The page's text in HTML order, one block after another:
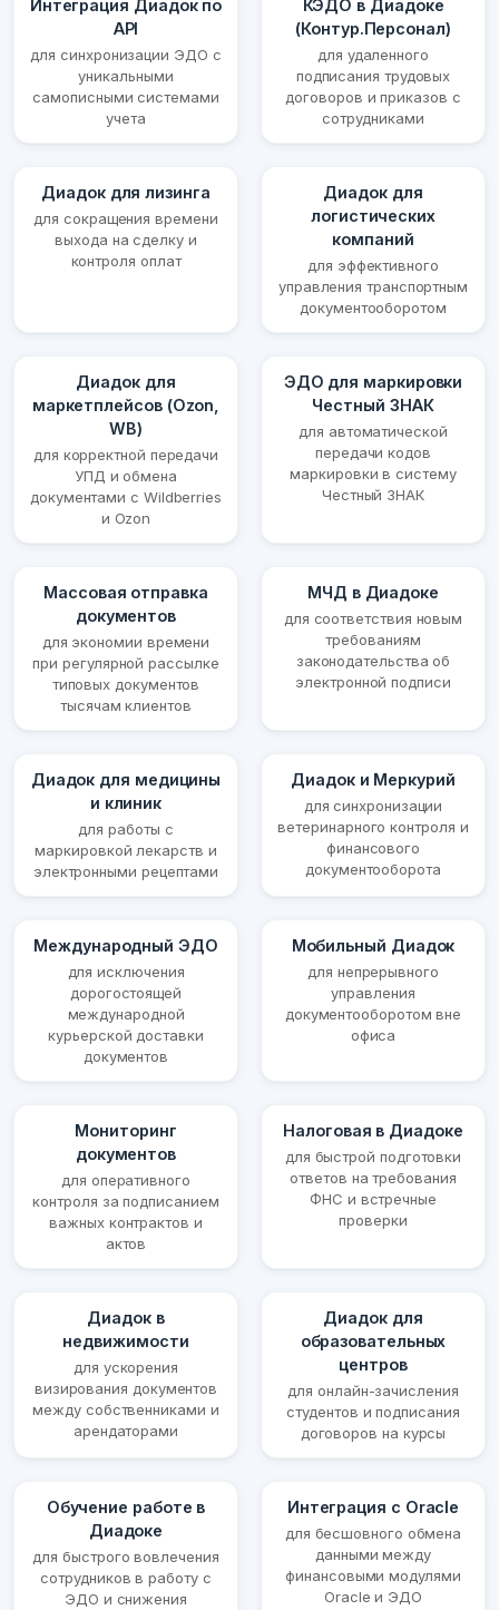
Интеграция Диадок по
API
для синхронизации ЭДО с
уникальными
самописными системами
учета
КЭДО в Диадоке
(Контур.Персонал)
для удаленного
подписания трудовых
договоров и приказов с
сотрудниками
Диадок для лизинга
для сокращения времени
выхода на сделку и
контроля оплат
Диадок для
логистических
компаний
для эффективного
управления транспортным
документооборотом
Диадок для
маркетплейсов (Ozon,
WB)
для корректной передачи
УПД и обмена
документами с Wildberries
и Ozon
ЭДО для маркировки
Честный ЗНАК
для автоматической
передачи кодов
маркировки в систему
Честный ЗНАК
Массовая отправка
документов
для экономии времени
при регулярной рассылке
типовых документов
тысячам клиентов
МЧД в Диадоке
для соответствия новым
требованиям
законодательства об
электронной подписи
Диадок для медицины
и клиник
для работы с
маркировкой лекарств и
электронными рецептами
Диадок и Меркурий
для синхронизации
ветеринарного контроля и
финансового
документооборота
Международный ЭДО
для исключения
дорогостоящей
международной
курьерской доставки
документов
Мобильный Диадок
для непрерывного
управления
документооборотом вне
офиса
Мониторинг
документов
для оперативного
контроля за подписанием
важных контрактов и
актов
Налоговая в Диадоке
для быстрой подготовки
ответов на требования
ФНС и встречные
проверки
Диадок в
недвижимости
для ускорения
визирования документов
между собственниками и
арендаторами
Диадок для
образовательных
центров
для онлайн-зачисления
студентов и подписания
договоров на курсы
Обучение работе в
Диадоке
для быстрого вовлечения
сотрудников в работу с
ЭДО и снижения
Интеграция с Oracle
для бесшовного обмена
данными между
финансовыми модулями
Oracle и ЭДО